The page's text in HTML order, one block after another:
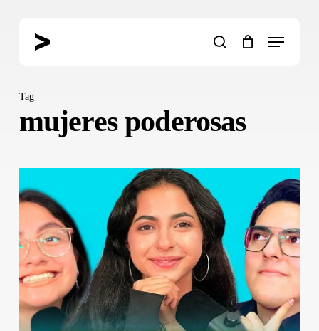
search
Menu
Tag
mujeres poderosas